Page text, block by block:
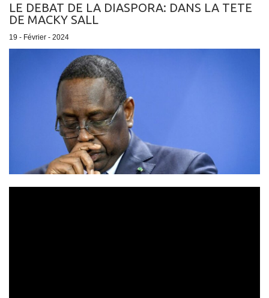
LE DEBAT DE LA DIASPORA: DANS LA TETE
DE MACKY SALL
19 - Février - 2024